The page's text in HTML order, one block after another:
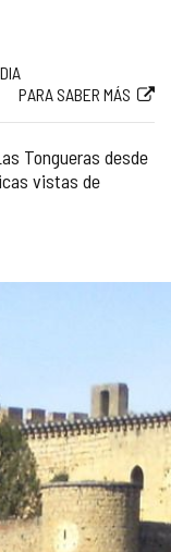
PARA SABER MÁS
Tongueras desde
vistas de